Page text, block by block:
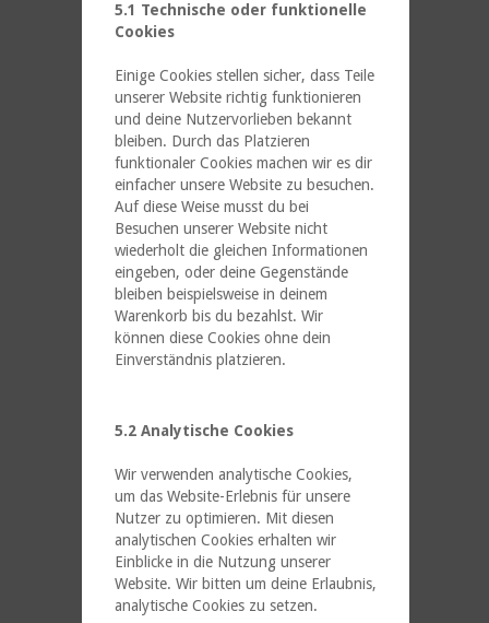
5.1 Technische oder funktionelle
Cookies
Einige Cookies stellen sicher, dass Teile
unserer Website richtig funktionieren
und deine Nutzervorlieben bekannt
bleiben. Durch das Platzieren
funktionaler Cookies machen wir es dir
einfacher unsere Website zu besuchen.
Auf diese Weise musst du bei
Besuchen unserer Website nicht
wiederholt die gleichen Informationen
eingeben, oder deine Gegenstände
bleiben beispielsweise in deinem
Warenkorb bis du bezahlst. Wir
können diese Cookies ohne dein
Einverständnis platzieren.
5.2 Analytische Cookies
Wir verwenden analytische Cookies,
um das Website-Erlebnis für unsere
Nutzer zu optimieren. Mit diesen
analytischen Cookies erhalten wir
Einblicke in die Nutzung unserer
Website. Wir bitten um deine Erlaubnis,
analytische Cookies zu setzen.